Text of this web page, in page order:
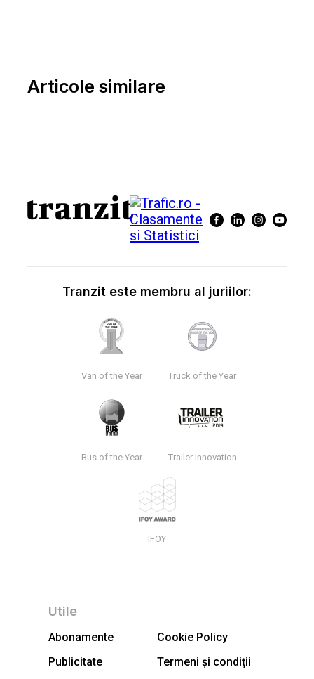
Articole similare
Tranzit este membru al juriilor:
Van of the Year Truck of the Year
Bus of the Year Trailer Innovation
IFOY
Utile
Abonamente
Cookie Policy
Publicitate
Termeni și condiții